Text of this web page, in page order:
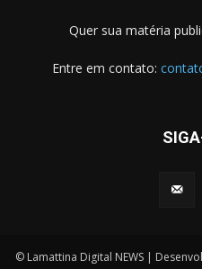
Quer sua matéria
Entre em contato:
© Lamattina Digital NEWS |